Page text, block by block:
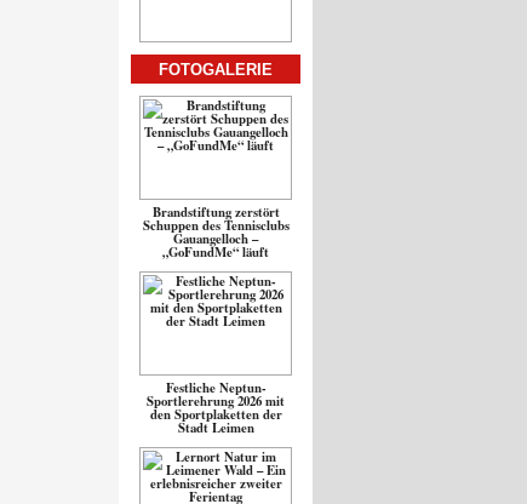
FOTOGALERIE
Brandstiftung zerstört
Schuppen des Tennisclubs
Gauangelloch –
„GoFundMe“ läuft
Festliche Neptun-
Sportlerehrung 2026 mit
den Sportplaketten der
Stadt Leimen